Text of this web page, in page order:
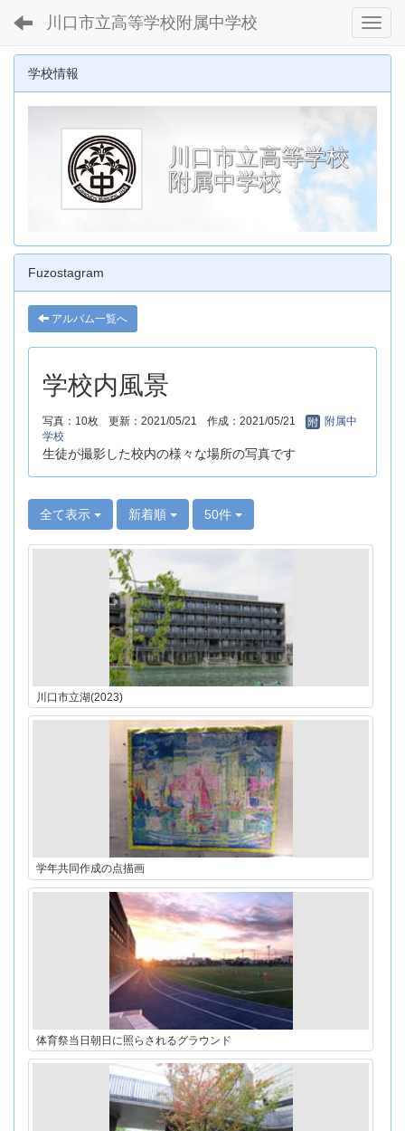
川口市立高等学校附属中学校
学校情報
川口市立高等学校
附属中学校
Fuzostagram
アルバム一覧へ
学校内風景
写真：10枚 更新：2021/05/21 作成：2021/05/21
附属中
学校
生徒が撮影した校内の様々な場所の写真です
全て表示 新着順 50件
川口市立湖(2023)
学年共同作成の点描画
体育祭当日朝日に照らされるグラウンド